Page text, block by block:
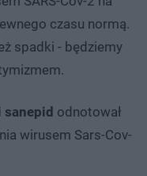
czasu normą.
spadki - będziemy
sanepid odnotował
wirusem Sars-Cov-